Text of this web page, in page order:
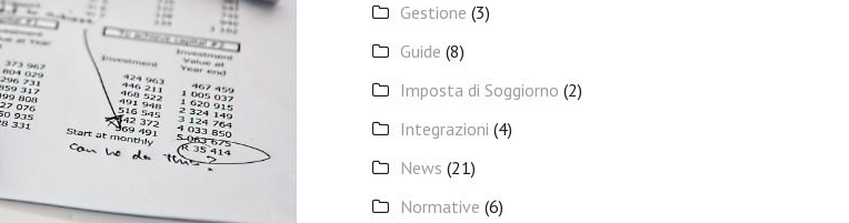
Gestione (3)
Guide (8)
Imposta di Soggiorno (2)
Integrazioni (4)
News (21)
Normative (6)